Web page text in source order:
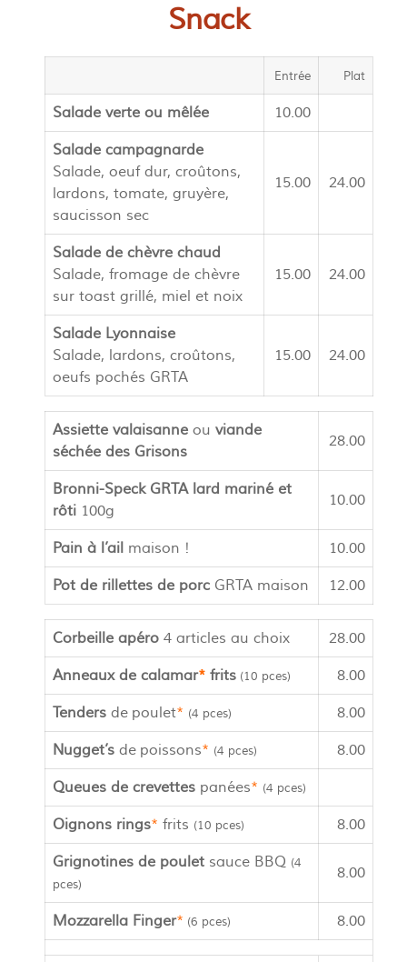
Snack
Entrée Plat
Salade verte ou mêlée 10.00
Salade campagnarde
Salade, oeuf dur, croûtons,
lardons, tomate, gruyère,
saucisson sec
15.00 24.00
Salade de chèvre chaud
Salade, fromage de chèvre
sur toast grillé, miel et noix
15.00 24.00
Salade Lyonnaise
Salade, lardons, croûtons,
oeufs pochés GRTA
15.00 24.00
Assiette valaisanne ou viande
séchée des Grisons
28.00
Bronni-Speck GRTA lard mariné et
rôti 100g
10.00
Pain à l’ail maison ! 10.00
Pot de rillettes de porc GRTA maison 12.00
Corbeille apéro 4 articles au choix 28.00
Anneaux de calamar* frits (10 pces) 8.00
Tenders de poulet* (4 pces) 8.00
Nugget’s de poissons* (4 pces) 8.00
Queues de crevettes panées* (4 pces)
Oignons rings* frits (10 pces) 8.00
Grignotines de poulet sauce BBQ (4
pces)
8.00
Mozzarella Finger* (6 pces) 8.00